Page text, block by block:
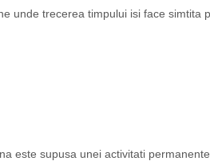
unde trecerea timpului isi face simtita
este supusa unei activitati